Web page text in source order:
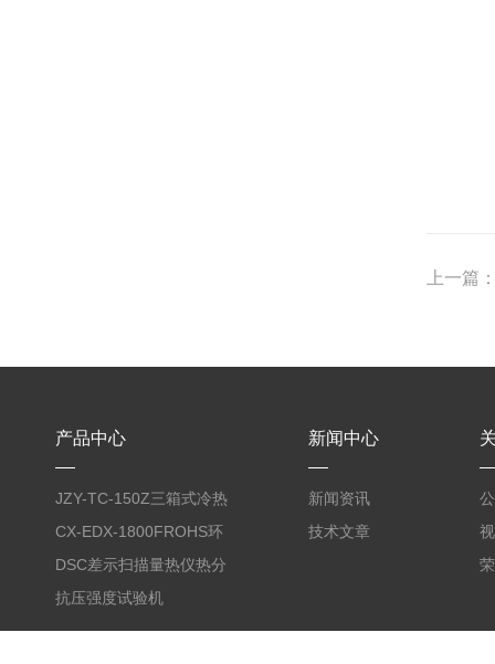
上一篇
产品中心
JZY-TC-150Z三箱式冷热
冲击试验箱
CX-EDX-1800FROHS环
保仪
DSC差示扫描量热仪热分
析仪
抗压强度试验机
新闻中心
新闻资讯
技术文章